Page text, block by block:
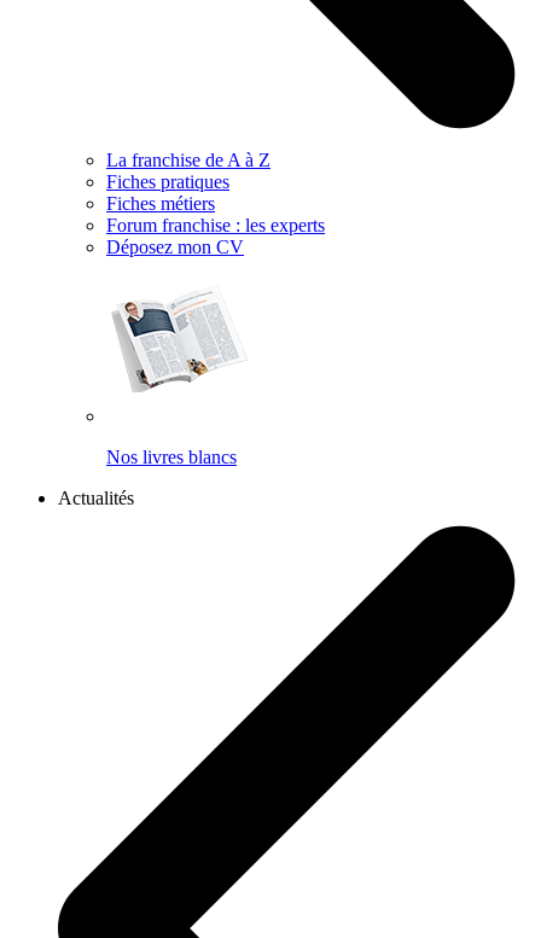
La franchise de A à Z
Fiches pratiques
Fiches métiers
Forum franchise : les experts
Déposez mon CV
Nos livres blancs
Actualités